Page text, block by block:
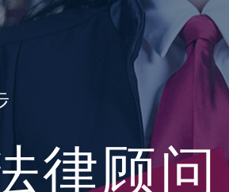
律顾问